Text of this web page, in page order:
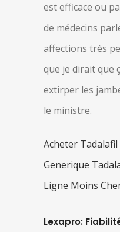
est efficace ou
de médecins
affections très
que je dirait que
extirper les
le ministre.
Acheter
Generique
Ligne Moins
Lexapro: